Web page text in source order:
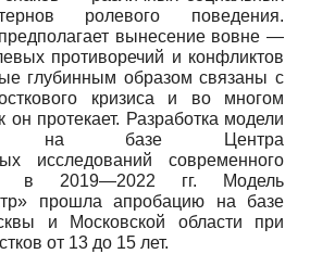
ролевого поведения.
вынесение вовне —
противоречий и конфликтов
глубинным образом связаны с
кризиса и во многом
он протекает. Разработка модели
на базе Центра
исследований современного
в 2019—2022 гг. Модель
прошла апробацию на базе
и Московской области при
от 13 до 15 лет.